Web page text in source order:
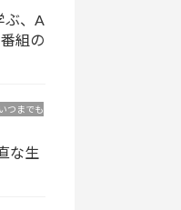
ぶ、A
組の
つまでも
な生